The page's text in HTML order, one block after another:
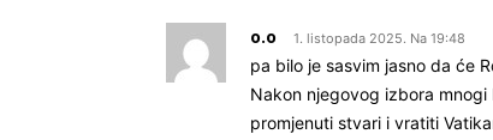
o.o 1. listopada 2025. Na 19:48
pa bilo je sasvim jasno da će
Nakon njegovog izbora
promjenuti stvari i vratiti